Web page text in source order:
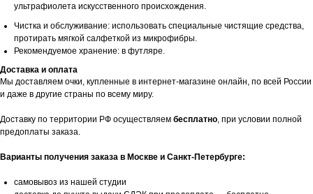
ультрафиолета искусственного происхождения.
Чистка и обслуживание: использовать специальные чистящие средства,
протирать мягкой салфеткой из микрофибры.
Рекомендуемое хранение: в футляре.
Доставка и оплата
Мы доставляем очки, купленные в интернет-магазине онлайн, по всей России
и даже в другие страны по всему миру.
Доставку по территории РФ осуществляем бесплатно, при условии полной
предоплаты заказа.
Варианты получения заказа в Москве и Санкт-Петербурге:
самовывоз из нашей студии